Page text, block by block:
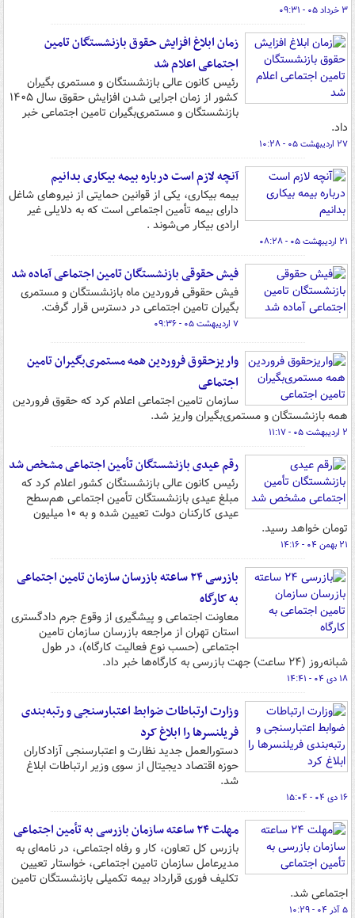
۳ خرداد ۰۵ - ۰۹:۳۱
زمان ابلاغ افزایش حقوق بازنشستگان تامین
اجتماعی اعلام شد
رئیس کانون عالی بازنشستگان و مستمری بگیران
کشور از زمان اجرایی شدن افزایش حقوق سال ۱۴۰۵
بازنشستگان و مستمری‌بگیران تامین اجتماعی خبر
داد.
۲۷ اردیبهشت ۰۵ - ۱۰:۲۸
آنچه لازم است درباره بیمه بیکاری بدانیم
بیمه بیکاری، یکی از قوانین حمایتی از نیروهای شاغل
دارای بیمه‌ تأمین اجتماعی است که به دلایلی غیر
ارادی بیکار می‌شوند .
۲۱ اردیبهشت ۰۵ - ۰۸:۲۸
فیش حقوقی بازنشستگان تامین اجتماعی آماده شد
فیش حقوقی فروردین ماه بازنشستگان و مستمری
بگیران تامین اجتماعی در دسترس قرار گرفت.
۷ اردیبهشت ۰۵ - ۰۹:۳۶
واریزحقوق فروردین همه مستمری‌بگیران تامین
اجتماعی
سازمان تامین اجتماعی اعلام کرد که حقوق فروردین
همه بازنشستگان و مستمری‌بگیران واریز شد.
۲ اردیبهشت ۰۵ - ۱۱:۱۷
رقم عیدی بازنشستگان تأمین اجتماعی مشخص شد
رئیس کانون عالی بازنشستگان کشور اعلام کرد که
مبلغ عیدی بازنشستگان تأمین اجتماعی هم‌سطح
عیدی کارکنان دولت تعیین شده و به ۱۰ میلیون
تومان خواهد رسید.
۲۱ بهمن ۰۴ - ۱۴:۱۶
بازرسی ۲۴ ساعته بازرسان سازمان تامین اجتماعی
به کارگاه
معاونت اجتماعی و پیشگیری از وقوع جرم دادگستری
استان تهران از مراجعه بازرسان سازمان تامین
اجتماعی (حسب نوع فعالیت کارگاه)، در طول
شبانه‌روز (۲۴ ساعت) جهت بازرسی به کارگاه‌ها خبر داد.
۱۸ دی ۰۴ - ۱۴:۴۱
وزارت ارتباطات ضوابط اعتبارسنجی و رتبه‌بندی
فریلنسرها را ابلاغ کرد
دستورالعمل جدید نظارت و اعتبارسنجی آزادکاران
حوزه اقتصاد دیجیتال از سوی وزیر ارتباطات ابلاغ
شد.
۱۶ دی ۰۴ - ۱۵:۰۴
مهلت ۲۴ ساعته سازمان بازرسی به تأمین اجتماعی
بازرس کل تعاون، کار و رفاه اجتماعی، در نامه‌ای به
مدیرعامل سازمان تامین اجتماعی، خواستار تعیین
تکلیف فوری قرارداد بیمه تکمیلی بازنشستگان تامین
اجتماعی شد.
۵ آذر ۰۴ - ۱۰:۲۹